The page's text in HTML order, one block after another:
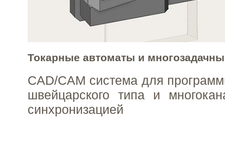
Токарные автоматы и
CAD/CAM система для
швейцарского типа и
синхронизацией